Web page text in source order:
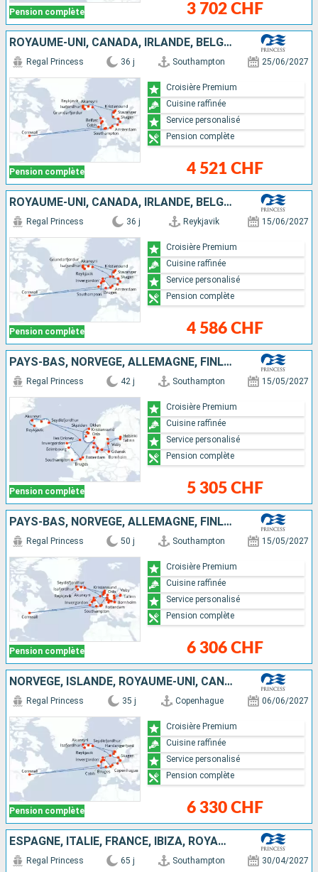
Pension complète 3 702 CHF
ROYAUME-UNI, CANADA, IRLANDE, BELGIQUE, PAYS-BAS, ALLEMAGNE, DANEMARK, NORVÈGE, ISLANDE
Pension complète
Regal Princess 36 j Southampton 25/06/2027
4 521 CHF
Croisière Premium
Cuisine raffinée
Service personalisé
Pension complète
ROYAUME-UNI, CANADA, IRLANDE, BELGIQUE, PAYS-BAS, ALLEMAGNE, DANEMARK, NORVÈGE, ISLANDE
Pension complète
Regal Princess 36 j Reykjavik 15/06/2027
4 586 CHF
Croisière Premium
Cuisine raffinée
Service personalisé
Pension complète
PAYS-BAS, NORVÈGE, ALLEMAGNE, FINLANDE, ESTONIE, SUÈDE, POLOGNE, DANEMARK, ISLANDE, ROYAUME-UNI, BELGIQUE
Pension complète
Regal Princess 42 j Southampton 15/05/2027
5 305 CHF
Croisière Premium
Cuisine raffinée
Service personalisé
Pension complète
PAYS-BAS, NORVÈGE, ALLEMAGNE, FINLANDE, ESTONIE, SUÈDE, POLOGNE, DANEMARK, ISLANDE, BELGIQUE, CANADA, IRLANDE, ROYAUME-UNI
Pension complète
Regal Princess 50 j Southampton 15/05/2027
6 306 CHF
Croisière Premium
Cuisine raffinée
Service personalisé
Pension complète
NORVÈGE, ISLANDE, ROYAUME-UNI, CANADA, IRLANDE, BELGIQUE, PAYS-BAS, ALLEMAGNE, DANEMARK
Pension complète
Regal Princess 35 j Copenhague 06/06/2027
6 330 CHF
Croisière Premium
Cuisine raffinée
Service personalisé
Pension complète
ESPAGNE, ITALIE, FRANCE, IBIZA, ROYAUME-UNI, BELGIQUE, PAYS-BAS, ALLEMAGNE, DANEMARK, ESTONIE, FINLANDE, SUÈDE, POLOGNE, NORVÈGE, ISLANDE, CANADA, IRLANDE
Regal Princess 65 j Southampton 30/04/2027